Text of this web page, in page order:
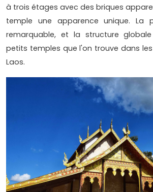
à trois étages avec des briques
temple une apparence unique.
remarquable, et la structure
petits temples que l'on trouve dans
Laos.